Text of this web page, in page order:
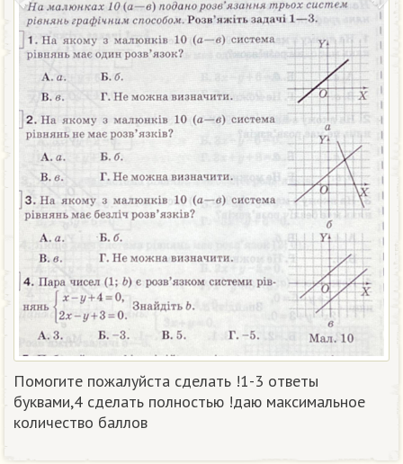
Помогите пожалуйста сделать !1-3 ответы
буквами,4 сделать полностью !даю максимальное
количество баллов